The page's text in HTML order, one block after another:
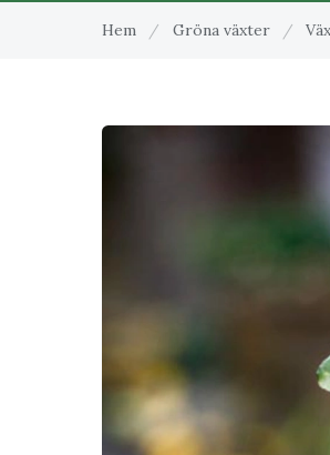
Hem / Gröna växter /